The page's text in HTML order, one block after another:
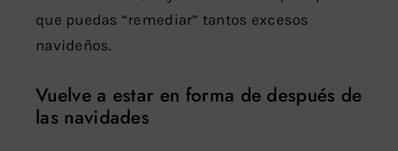
que puedas “remediar” tantos excesos
navideños.
Vuelve a estar en forma de después de
las navidades